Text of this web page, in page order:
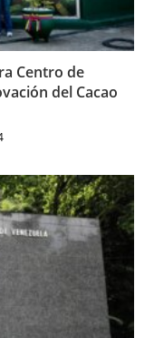
Centro de
del Cacao